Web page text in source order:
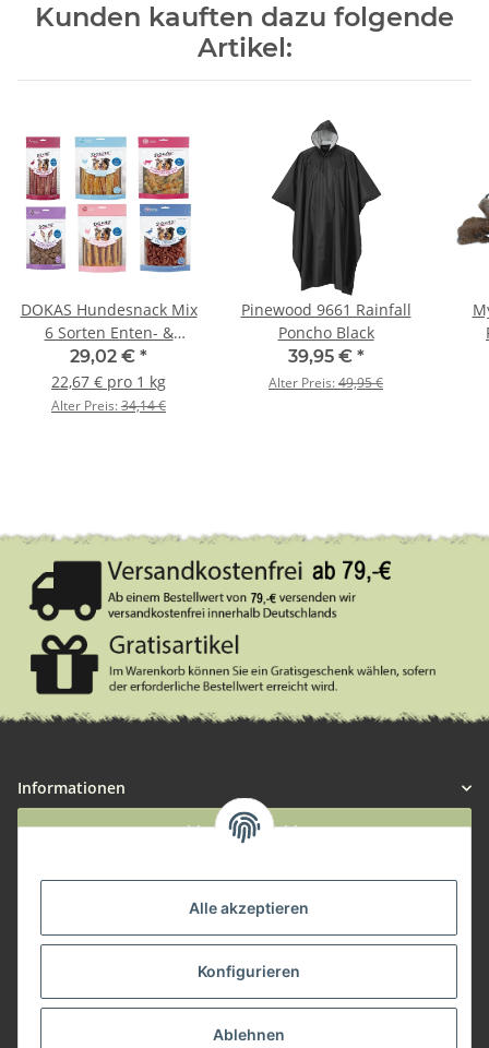
Alle akzeptieren
Konfigurieren
Ablehnen
Kunden kauften dazu folgende
Artikel:
DOKAS Hundesnack Mix
6 Sorten Enten- &
Hühnerbrust
29,02 € *
22,67 € pro 1 kg
Alter Preis:34,14 €
Pinewood 9661 Rainfall
Poncho Black
39,95 € *
Alter Preis:49,95 €
Informationen
Widerruf anmelden
Herstellerinformationen